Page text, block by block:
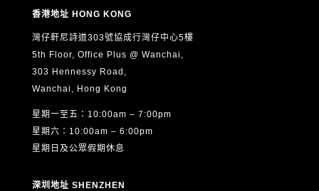
銷同意，而不影響其他用途的合法處理。
方式如下：
本人已閱讀、明白並同意以上全部內容，並確認所提供的個
香港地址 HONG KONG
灣仔軒尼詩道303號協成行灣仔中心5樓
5th Floor, Office Plus @ Wanchai,
303 Hennessy Road,
Wanchai, Hong Kong
星期一至五：10:00am – 7:00pm
星期六：10:00am – 6:00pm
星期日及公眾假期休息
深圳地址 SHENZHEN